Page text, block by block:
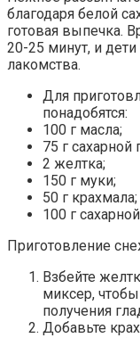
благодаря белой
готовая выпечка.
20-25 минут, и дети
лакомства.
Для
понадобятся:
100 г масла;
75 г сахарной
2 желтка;
150 г муки;
50 г крахмала;
100 г
Приготовление
Взбейте
миксер,
получения
Добавьте